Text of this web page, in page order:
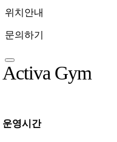
위치안내
문의하기
Activa Gym
운영시간